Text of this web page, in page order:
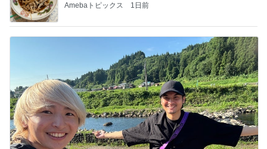
Amebaトピックス 1日前